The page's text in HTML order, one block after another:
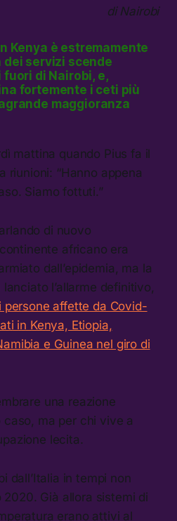
di Nairobi
Kenya è estremamente
servizi scende
di Nairobi, e,
fortemente i ceti più
maggioranza
mattina quando Pius fa il
riunioni: “Hanno appena
Siamo fottuti.”
di nuovo
africano era
dall’epidemia, ma la
l’allarme definitivo,
persone affette da Covid-
in Kenya, Etiopia,
e Guinea nel giro di
una reazione
ma per chi vive a
lecita.
dall’Italia in tempi non
Già allora sistemi di
erano attivi al